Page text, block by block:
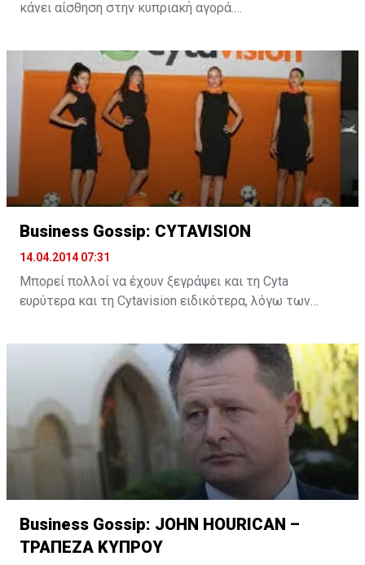
κάνει αίσθηση στην κυπριακή αγορά.
Η εταιρεία που πάλι βραβεύτηκε, αυτή την φορά στα In
Business Grocery Retail Awards για το προϊόν της ZITA
LACTOSE FREΕ, αποδεικνύει πως η οικονομική κρίση
αποτελεί παράλληλα και ευκαιρία για νέες ιδέες και
ανάπτυξη παρά τις αντιξοότητες.
Business Gossip: CYTAVISION
14.04.2014 07:31
Μπορεί πολλοί να έχουν ξεγράψει και τη Cyta
ευρύτερα και τη Cytavision ειδικότερα, λόγω των
ιδιωτικοποίηση, ωστόσο, μάλλον λάθος κάνουν.
Μαθαίνουμε ότι ο Οργανισμός και η τηλεοπτική του
πλατφόρμα έχουν σοβαρά πλάνα ανάπτυξης και
μάλιστα με πακέτα που θα προκαλέσουν αίσθηση.
Αναμένουμε και φυσικά παρατηρούμε τις εξελίξεις
στον τομέα των τηλεπικοινωνιών, ο οποίος μήνα με
τον μήνα διαφοροποιείται με την τάση να συνεχίζει και
τον επόμενο ένα-ενάμιση χρόνο.
Business Gossip: JOHN HOURICAN –
ΤΡΑΠΕΖΑ ΚΥΠΡΟΥ